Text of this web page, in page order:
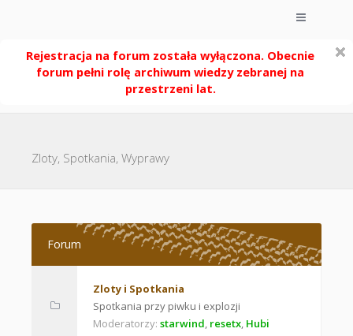
Rejestracja na forum została wyłączona. Obecnie
forum pełni rolę archiwum wiedzy zebranej na
przestrzeni lat.
Zloty, Spotkania, Wyprawy
Forum
Zloty i Spotkania
Spotkania przy piwku i explozji
Moderatorzy: starwind, resetx, Hubi